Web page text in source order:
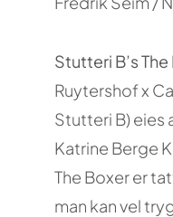
Stutteri B’s
Ruytershof x
Stutteri B) eies
Katrine Berge
The Boxer er
man kan vel